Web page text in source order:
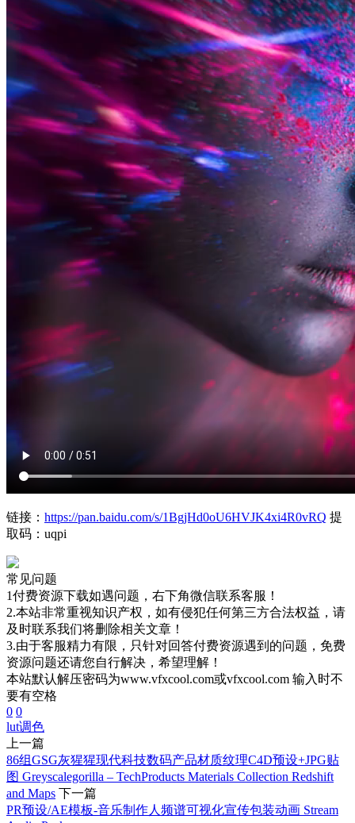
链接： https://pan.baidu.com/s/1BgjHd0oU6HVJK4xi4R0vRQ 提
取码：uqpi
常见问题
1付费资源下载如遇问题，右下角微信联系客服！
2.本站非常重视知识产权，如有侵犯任何第三方合法权益，请
及时联系我们将删除相关文章！
3.由于客服精力有限，只针对回答付费资源遇到的问题，免费
资源问题还请您自行解决，希望理解！
本站默认解压密码为www.vfxcool.com或vfxcool.com 输入时不
要有空格
0 0
lut调色
上一篇
86组GSG灰猩猩现代科技数码产品材质纹理C4D预设+JPG贴
图 Greyscalegorilla – TechProducts Materials Collection Redshift
and Maps 下一篇
PR预设/AE模板-音乐制作人频谱可视化宣传包装动画 Stream